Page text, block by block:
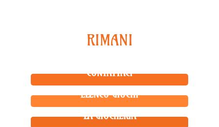
RIMANI
CONTATTACI
ELENCO GIOCHI
LA GIOCHERIA